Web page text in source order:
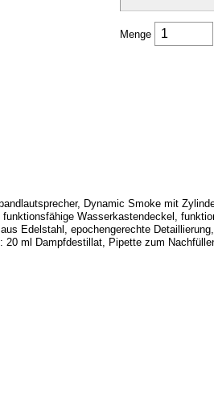
Menge
Dynamic Smoke mit
Wasserkastendeckel,
Edelstahl, epochengerechte
20 ml Dampfdestillat, Pipette zum